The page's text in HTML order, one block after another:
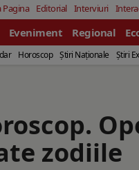
Pagina Editorial Interviuri
Eveniment Regional
Horoscop Ştiri Naţionale Ştiri
zodiile